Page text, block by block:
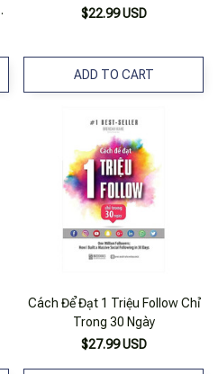
$22.99 USD
ADD TO CART
Cách Để Đạt 1 Triệu Follow Chỉ
Trong 30 Ngày
$27.99 USD